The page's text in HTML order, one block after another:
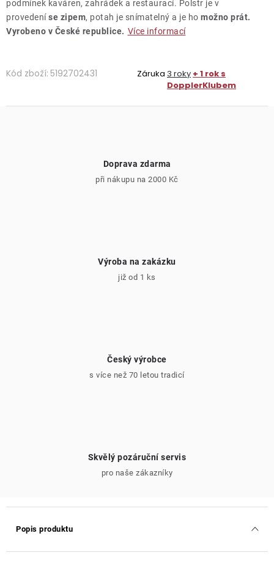
podmínek kaváren, zahrádek a restaurací. Polstr je v
provedeníse zipem, potah je snímatelný a je ho možno prát.
Vyrobeno v České republice. Více informací
Kód zboží: 5192702431 Záruka 3 roky + 1 rok s
DopplerKlubem
Doprava zdarma
při nákupu na 2000 Kč
Výroba na zakázku
již od 1 ks
Český výrobce
s více než 70 letou tradicí
Skvělý pozáruční servis
pro naše zákazníky
Popis produktu